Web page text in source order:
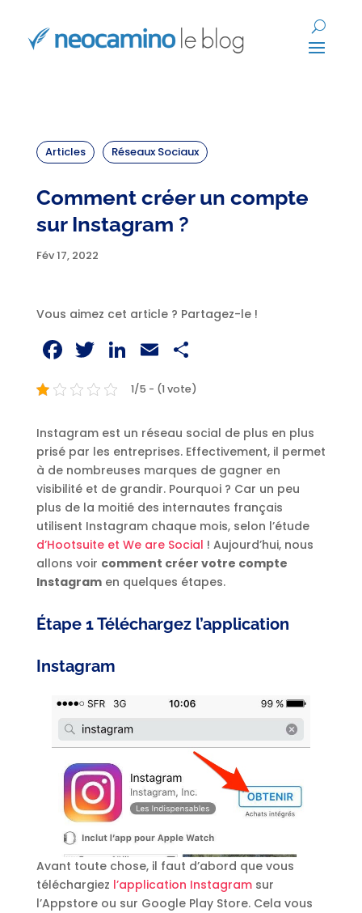
Articles Réseaux Sociaux
Comment créer un compte
sur Instagram ?
Fév 17, 2022
Vous aimez cet article ? Partagez-le !
Facebook
Twitter
LinkedIn
Email
1/5 - (1 vote)
Instagram est un réseau social de plus en plus
prisé par les entreprises. Effectivement, il permet
à de nombreuses marques de gagner en
visibilité et de grandir. Pourquoi ? Car un peu
plus de la moitié des internautes français
utilisent Instagram chaque mois, selon l’étude
d’Hootsuite et We are Social ! Aujourd’hui, nous
allons voir comment créer votre compte
Instagramen quelques étapes.
Étape 1 Téléchargez l’application
Instagram
Avant toute chose, il faut d’abord que vous
téléchargiez l’application Instagramsur
l’Appstore ou sur Google Play Store. Cela vous